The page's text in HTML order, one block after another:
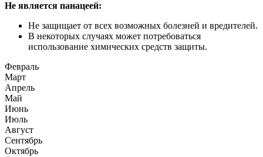
Не является панацеей:
Не защищает от всех возможных болезней и вредителей.
В некоторых случаях может потребоваться
использование химических средств защиты.
Февраль
Март
Апрель
Май
Июнь
Июль
Август
Сентябрь
Октябрь